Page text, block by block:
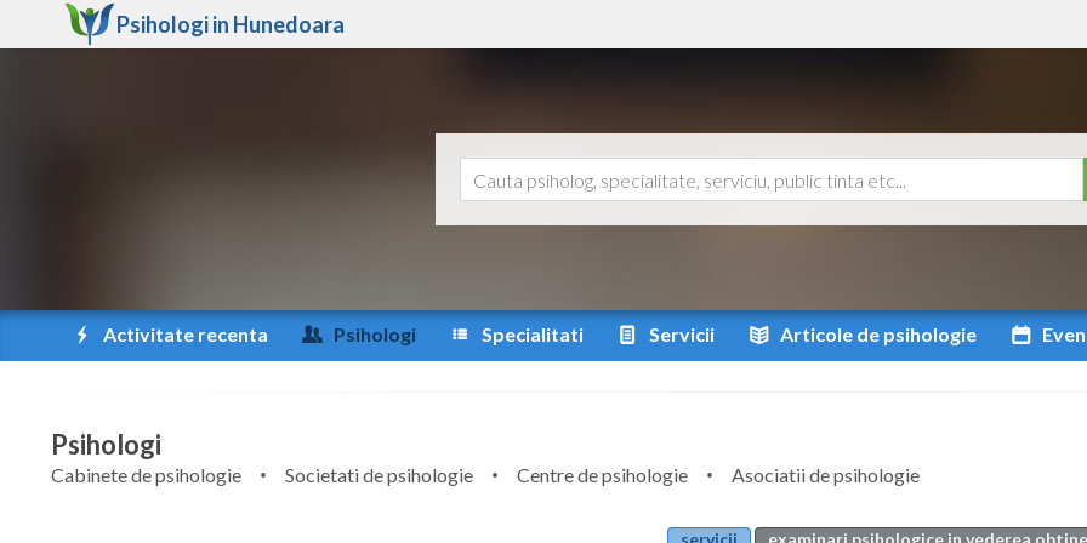
Psihologi in Hunedoara
Activitate recenta Psihologi Specialitati Servicii Articole de psihologie
Psihologi
Cabinete de psihologie Societati de psihologie Centre de psihologie
Asociatii de psihologie
servicii
examinari psihologice in vederea